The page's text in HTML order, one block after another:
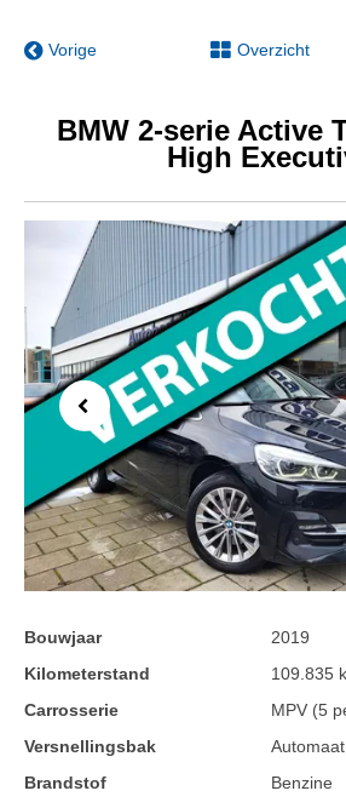
Vorige Overzicht
BMW 2-serie Active
High
Previous
Bouwjaar
2019
Kilometerstand
109.835
Carrosserie
MPV (5
Versnellingsbak
Automaat
Brandstof
Benzine